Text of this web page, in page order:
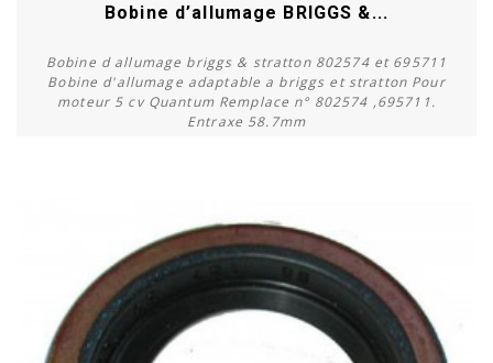
Bobine d’allumage BRIGGS &...
Bobine d allumage briggs & stratton 802574 et 695711
Bobine d'allumage adaptable a briggs et stratton Pour
moteur 5 cv Quantum Remplace n° 802574 ,695711.
Entraxe 58.7mm